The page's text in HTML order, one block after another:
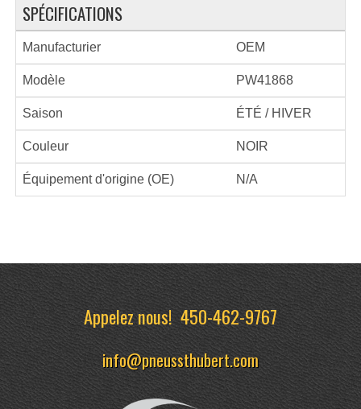
SPÉCIFICATIONS
Manufacturier OEM
Modèle PW41868
Saison ÉTÉ / HIVER
Couleur NOIR
Équipement d'origine (OE) N/A
Appelez nous!450-462-9767
info@pneussthubert.com